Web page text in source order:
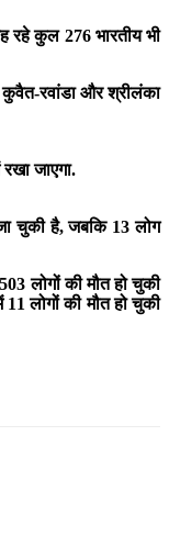
रहे कुल 276 भारतीय भी
कुवैत-रवांडा और श्रीलंका
जाएगा.
चुकी है, जबकि 13 लोग
लोगों की मौत हो चुकी
लोगों की मौत हो चुकी